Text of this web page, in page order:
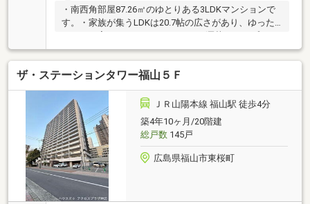
・南西角部屋87.26㎡のゆとりある3LDKマンションで
す。・家族が集うLDKは20.7帖の広さがあり、ゆった
ッチンスペースには窓があり、換気に大変便利で
す。・浴室には毎日の疲れを癒すミストサウナ付きの
浴室暖房乾燥があります。・福山駅まで徒歩4分の立
地は、毎日の通勤・通学に大変便利です。・毎日のお
買物は、フレスタアイネス店まで徒歩１分です。・ペ
ット飼育可。大切でかわいいペットと一緒に暮らせま
す。・内見ご希望の際には、お気軽にお問合せくださ
い。
ザ・ステーションタワー福山５Ｆ
ＪＲ山陽本線 福山駅 徒歩4分
築4年10ヶ月/20階建
総戸数145戸
広島県福山市東桜町